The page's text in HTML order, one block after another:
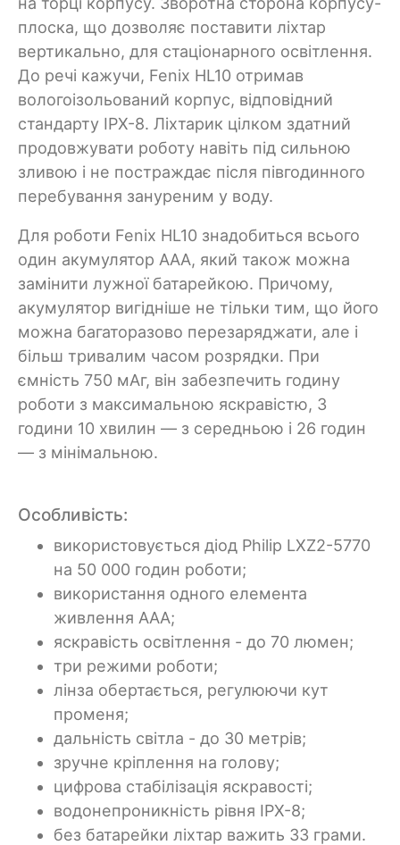
плоска, що дозволяє поставити ліхтар
вертикально, для стаціонарного освітлення.
До речі кажучи, Fenix HL10 отримав
вологоізольований корпус, відповідний
стандарту IPX-8. Ліхтарик цілком здатний
продовжувати роботу навіть під сильною
зливою і не постраждає після півгодинного
перебування зануреним у воду.
Для роботи Fenix HL10 знадобиться всього
один акумулятор ААА, який також можна
замінити лужної батарейкою. Причому,
акумулятор вигідніше не тільки тим, що його
можна багаторазово перезаряджати, але і
більш тривалим часом розрядки. При
ємність 750 мАг, він забезпечить годину
роботи з максимальною яскравістю, 3
години 10 хвилин — з середньою і 26 годин
— з мінімальною.
Особливість:
використовується діод Philip LXZ2-5770
на 50 000 годин роботи;
використання одного елемента
живлення ААА;
яскравість освітлення - до 70 люмен;
три режими роботи;
лінза обертається, регулюючи кут
променя;
дальність світла - до 30 метрів;
зручне кріплення на голову;
цифрова стабілізація яскравості;
водонепроникність рівня IPX-8;
без батарейки ліхтар важить 33 грами.